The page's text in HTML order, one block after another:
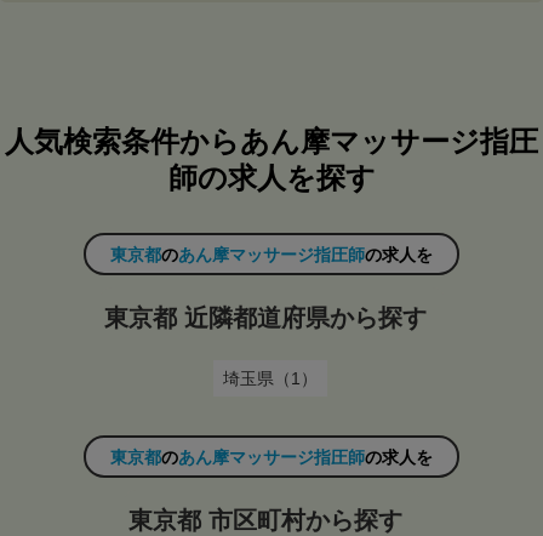
人気検索条件からあん摩マッサージ指圧
師の求人を探す
東京都のあん摩マッサージ指圧師の求人を
東京都 近隣都道府県から探す
埼玉県（1）
東京都のあん摩マッサージ指圧師の求人を
東京都 市区町村から探す